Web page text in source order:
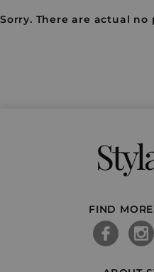
Sorry. There are actual
FIND